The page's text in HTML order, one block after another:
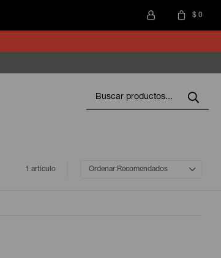
$ 0
1 artículo Recomendados